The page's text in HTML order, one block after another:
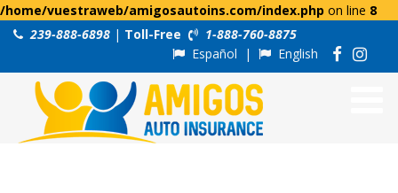
/home/vuestraweb/amigosautoins.com/index.php on line 8
239-888-6898 | Toll-Free
1-888-760-8875
Español | English